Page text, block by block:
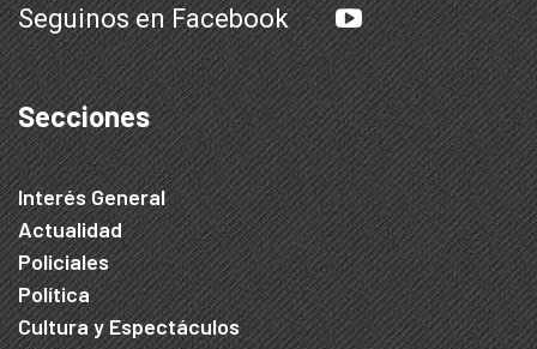
Seguinos en Facebook
Secciones
Interés General
Actualidad
Policiales
Política
Cultura y Espectáculos